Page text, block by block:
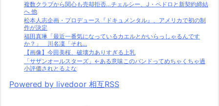
複数クラブから関心も売却拒否…チェルシー、J・ペドロと新契約締結
へ 他
松本人志企画・プロデュース『ドキュメンタル』、アメリカで初の制
作が決定
福田真琳「最近一番気になっているカエルとかいらっしゃるんです
か？」 川名凜「それ...
【画像】今田美桜、破壊力ありすぎる上乳
「サザンオールスターズ」←ある意味このバンドってめちゃくちゃ過
小評価されとるよな
Powered by livedoor 相互RSS